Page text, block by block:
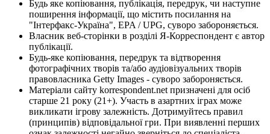
Будь яке копіювання, публікація, передрук, чи наступне
поширення інформації, що містить посилання на
"Інтерфакс-Україна", EPA / UPG, суворо забороняється.
Власник веб-сторінки в розділі Я-Корреспондент є автор
публікації.
Будь-яке копіювання, передрук та відтворення
фотографічних творів та/або аудіовізуальних творів
правовласника Getty Images - суворо забороняється.
Матеріали сайту korrespondent.net призначені для осіб
старше 21 року (21+). Участь в азартних іграх може
викликати ігрову залежність. Дотримуйтесь правил
(принципів) відповідальної гри. При виявленні перших